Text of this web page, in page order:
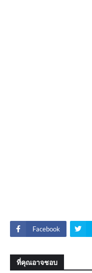
Facebook
ที่คุณอาจชอบ